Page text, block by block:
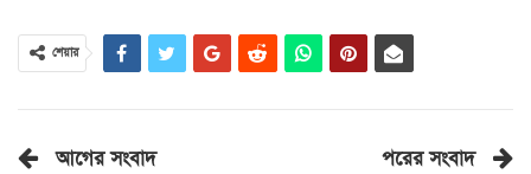
শেয়ার
আগের সংবাদ পরের সংবাদ